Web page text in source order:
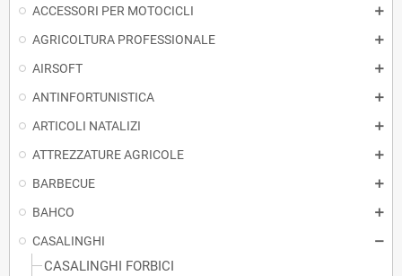
ACCESSORI PER MOTOCICLI
AGRICOLTURA PROFESSIONALE
AIRSOFT
ANTINFORTUNISTICA
ARTICOLI NATALIZI
ATTREZZATURE AGRICOLE
BARBECUE
BAHCO
CASALINGHI
CASALINGHI FORBICI